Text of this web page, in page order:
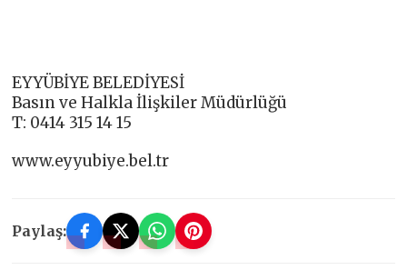
EYYÜBİYE BELEDİYESİ
Basın ve Halkla İlişkiler Müdürlüğü
T: 0414 315 14 15
www.eyyubiye.bel.tr
Paylaş: